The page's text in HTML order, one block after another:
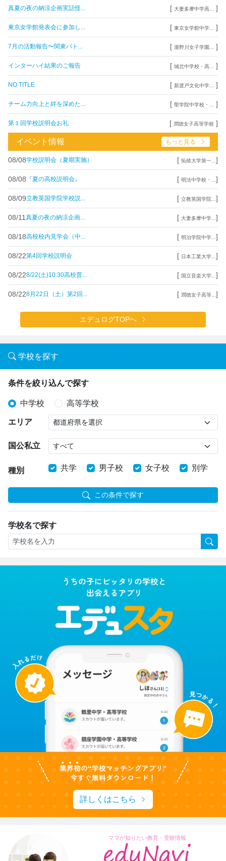
真夏の夜の納涼企画実話怪... [ 大妻多摩中学高... ]
東京女学館発表会に参加し... [ 東京女学館中学... ]
7月の活動報告〜関東バト... [ 瀧野川女子学園... ]
インターハイ結果のご報告 [ 城北中学校・高... ]
NO TITLE [ 新渡戸文化中学... ]
チーム力向上と絆を深めた... [ 聖学院中学校・... ]
第１回学校説明会お礼 [ 潤徳女子高等学校 ]
イベント情報 もっと見る
08/08学校説明会（夏期実施） [ 拓殖大学第一... ]
08/08 『夏の高校説明会』 [ 明法中学校・... ]
08/09立教英国学院学校説... [ 立教英国学院... ]
08/11 真夏の夜の納涼企画... [ 大妻多摩中学... ]
08/18高校校内見学会（中... [ 明治学院中学... ]
08/22第4回学校説明会 [ 日本工業大学... ]
08/228/22(土)10:30高校普... [ 国立音楽大学... ]
08/228月22日（土）第2回... [ 潤徳女子高等... ]
エデュログTOPへ
学校を探す
条件を絞り込んで探す
中学校 高等学校
エリア
国公私立
種別 共学 男子校 女子校 別学
この条件で探す
学校名で探す
詳しくはこちら
ママが知りたい教育・受験情報